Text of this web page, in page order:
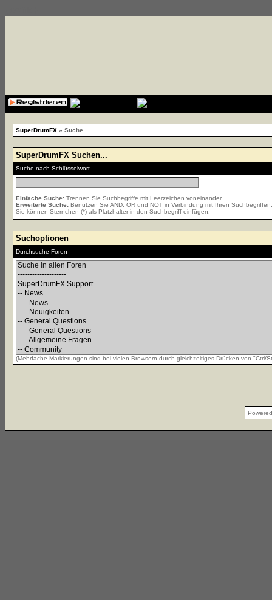
SuperDrumFX» Suche
SuperDrumFX Suchen...
Suche nach Schlüsselwort
Einfache Suche:Trennen Sie Suchbegriffe mit Leerzeichen voneinander.
Erweiterte Suche:Benutzen Sie AND, OR und NOT in Verbindung mit Ihren
Sie können Sternchen (*) als Platzhalter in den Suchbegriff einfügen.
Suchoptionen
Durchsuche Foren
(Mehrfache Markierungen sind bei vielen Browsern durch gleichzeitiges Drücken von "Ctrl/